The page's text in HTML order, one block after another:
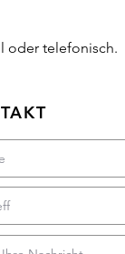
oder telefonisch.